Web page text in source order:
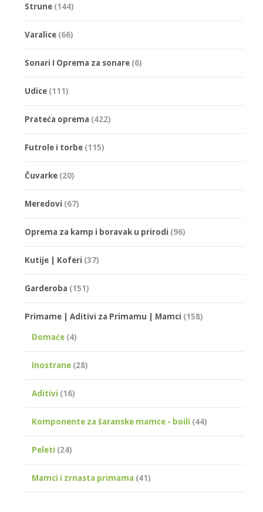
Strune (144)
Varalice (66)
Sonari I Oprema za sonare (6)
Udice (111)
Prateća oprema (422)
Futrole i torbe (115)
Čuvarke (20)
Meredovi (67)
Oprema za kamp i boravak u prirodi (96)
Kutije | Koferi (37)
Garderoba (151)
Primame | Aditivi za Primamu | Mamci (158)
Domaće (4)
Inostrane (28)
Aditivi (16)
Komponente za šaranske mamce - boili (44)
Peleti (24)
Mamci i zrnasta primama (41)